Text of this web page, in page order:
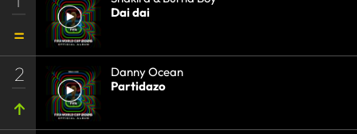
Dai dai
2
Danny Ocean
Partidazo